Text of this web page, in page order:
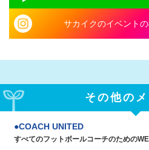
サカイクのイベント
その他の
COACH UNITED
すべてのフットボールコーチのための